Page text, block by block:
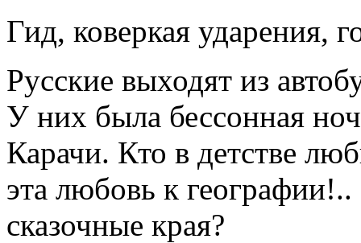
Гид, коверкая ударения,
Русские выходят из
У них была бессонная
Карачи. Кто в детстве
эта любовь к
сказочные края?